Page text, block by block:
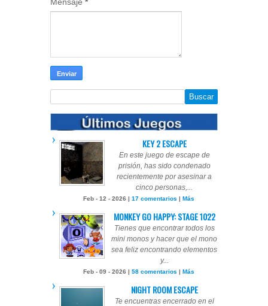
KEY 2 ESCAPE
En este juego de escape de
prisión, has sido condenado
recientemente por asesinar a
cinco personas,...
Feb - 12 - 2026 | 17 comentarios | Más
MONKEY GO HAPPY: STAGE 1022
Tienes que encontrar todos los
mini monos y hacer que el mono
sea feliz encontrando elementos
y...
Feb - 09 - 2026 | 58 comentarios | Más
NIGHT ROOM ESCAPE
Te encuentras encerrado en el